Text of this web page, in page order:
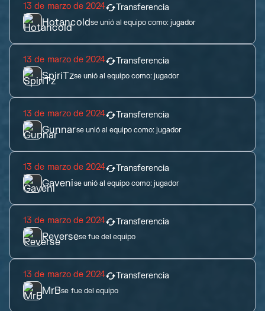
13 de marzo de 2024 Transferencia
Hotancoldse unió al equipo como:jugador
13 de marzo de 2024 Transferencia
SpiriTzse unió al equipo como:jugador
13 de marzo de 2024 Transferencia
Gunnarse unió al equipo como:jugador
13 de marzo de 2024 Transferencia
Gavenise unió al equipo como:jugador
13 de marzo de 2024 Transferencia
Reversese fue del equipo
13 de marzo de 2024 Transferencia
MrBse fue del equipo